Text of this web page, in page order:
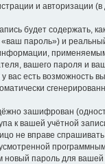
и авторизации
будет содержать,
пароль») и
вашего пароля и
вас есть возможность
зашифрован
к вашей учётной
не вправе
новый пароль для вашей